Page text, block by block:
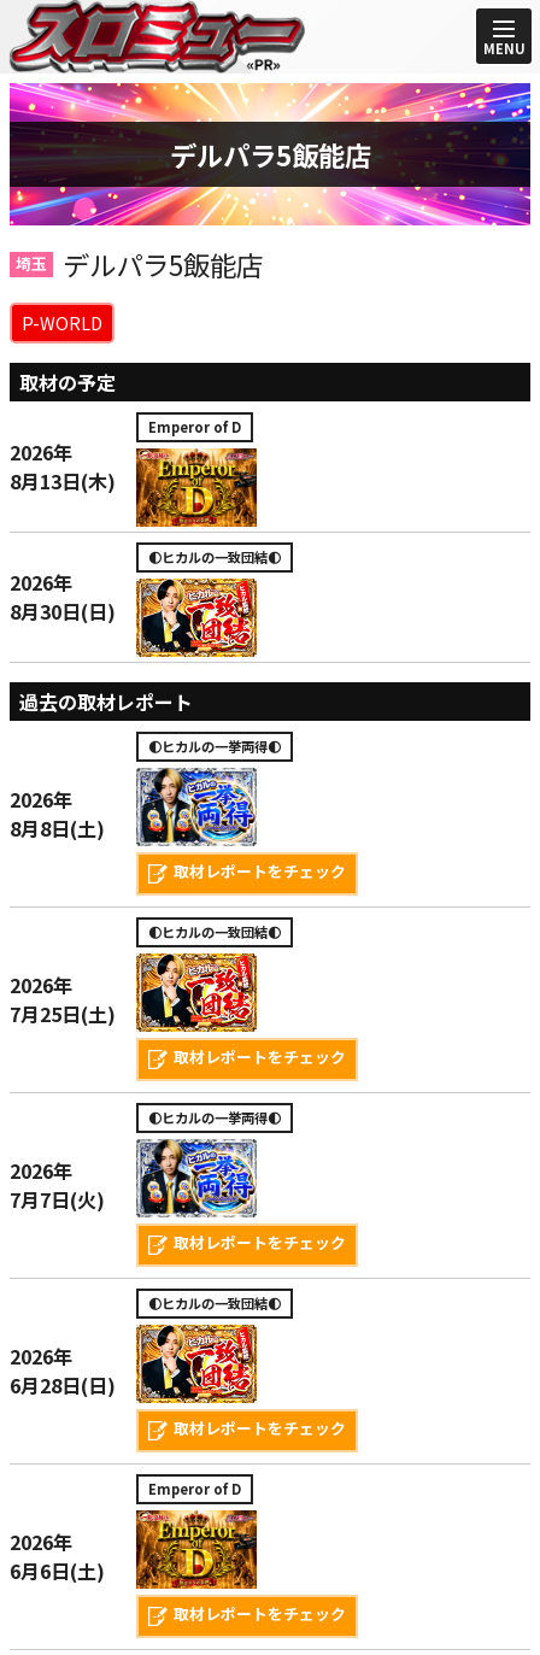
MENU
デルパラ5飯能店
埼玉 デルパラ5飯能店
P-WORLD
取材の予定
2026年
8月13日(木)
Emperor of D
2026年
8月30日(日)
🌓ヒカルの一致団結🌓
過去の取材レポート
2026年
8月8日(土)
🌓ヒカルの一挙両得🌓
取材レポートをチェック
2026年
7月25日(土)
🌓ヒカルの一致団結🌓
取材レポートをチェック
2026年
7月7日(火)
🌓ヒカルの一挙両得🌓
取材レポートをチェック
2026年
6月28日(日)
🌓ヒカルの一致団結🌓
取材レポートをチェック
2026年
6月6日(土)
Emperor of D
取材レポートをチェック